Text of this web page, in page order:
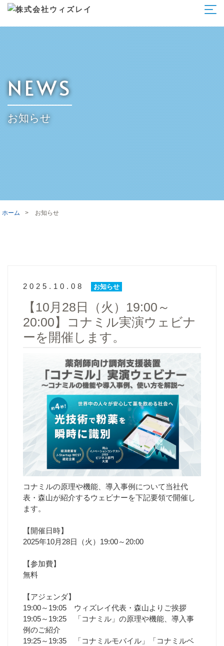
NEWS
お知らせ
ホーム > お知らせ
2025.10.08 お知らせ
【10月28日（火）19:00～
20:00】コナミル実演ウェビナ
ーを開催します。
コナミルの原理や機能、導入事例について当社代
表・森山が紹介するウェビナーを下記要領で開催し
ます。
【開催日時】
2025年10月28日（火）19:00～20:00
【参加費】
無料
【アジェンダ】
19:00～19:05 ウィズレイ代表・森山よりご挨拶
19:05～19:25 「コナミル」の原理や機能、導入事
例のご紹介
19:25～19:35 「コナミルモバイル」「コナミルベ